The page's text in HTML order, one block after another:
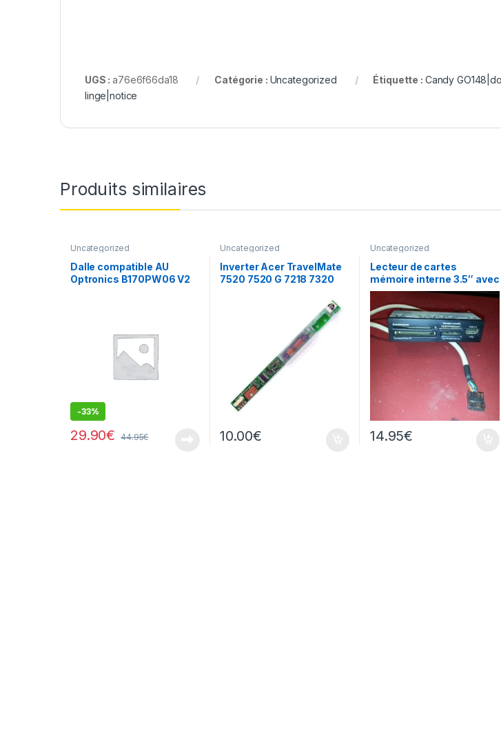
UGS :a76e6f66da18 Catégorie : Uncategorized Étiquette : Candy
linge|notice
Produits similaires
Uncategorized
Dalle compatible AU
Optronics B170PW06 V2
-33%
29.90€ 44.95€
Uncategorized
Inverter Acer TravelMate
7520 7520 G 7218 7320
10.00€
Uncategorized
Lecteur de cartes
mémoire interne 3.5″ avec
1 USB2.0
14.95€